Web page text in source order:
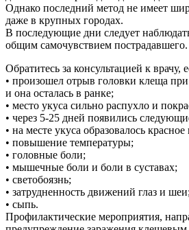
Однако последний метод не имеет
даже в крупных городах.
В последующие дни следует
общим самочувствием пострадавшего.
Обратитесь за консультацией к врачу,
• произошел отрыв головки клеща
и она осталась в ранке;
• место укуса сильно распухло и
• через 5-25 дней появились
• на месте укуса образовалось красное
• повышение температуры;
• головные боли;
• мышечные боли и боли в суставах;
• светобоязнь;
• затрудненность движений глаз и шеи;
• сыпь.
Профилактические мероприятия,